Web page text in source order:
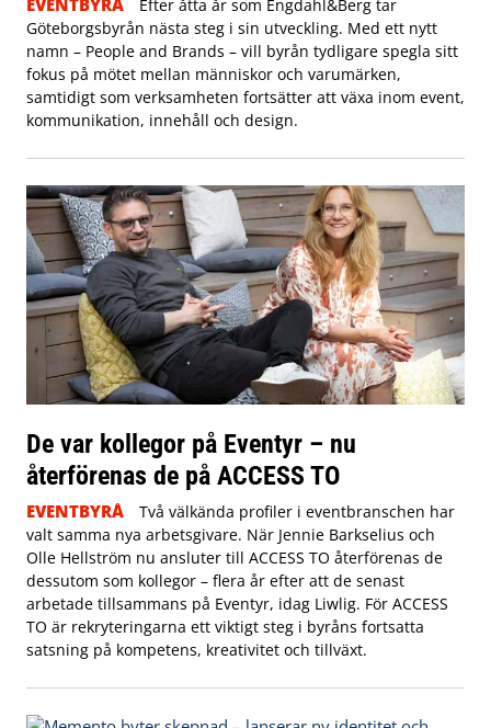
EVENTBYRÅ
Efter åtta år som Engdahl&Berg tar
Göteborgsbyrån nästa steg i sin utveckling. Med ett nytt
namn – People and Brands – vill byrån tydligare spegla sitt
fokus på mötet mellan människor och varumärken,
samtidigt som verksamheten fortsätter att växa inom event,
kommunikation, innehåll och design.
De var kollegor på Eventyr – nu
återförenas de på ACCESS TO
EVENTBYRÅ
Två välkända profiler i eventbranschen har
valt samma nya arbetsgivare. När Jennie Barkselius och
Olle Hellström nu ansluter till ACCESS TO återförenas de
dessutom som kollegor – flera år efter att de senast
arbetade tillsammans på Eventyr, idag Liwlig. För ACCESS
TO är rekryteringarna ett viktigt steg i byråns fortsatta
satsning på kompetens, kreativitet och tillväxt.